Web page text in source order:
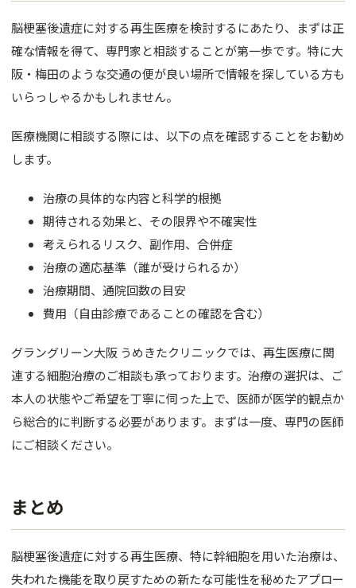
脳梗塞後遺症に対する再生医療を検討するにあたり、まずは正
確な情報を得て、専門家と相談することが第一歩です。特に大
阪・梅田のような交通の便が良い場所で情報を探している方も
いらっしゃるかもしれません。
医療機関に相談する際には、以下の点を確認することをお勧め
します。
治療の具体的な内容と科学的根拠
期待される効果と、その限界や不確実性
考えられるリスク、副作用、合併症
治療の適応基準（誰が受けられるか）
治療期間、通院回数の目安
費用（自由診療であることの確認を含む）
グラングリーン大阪 うめきたクリニックでは、再生医療に関
連する細胞治療のご相談も承っております。治療の選択は、ご
本人の状態やご希望を丁寧に伺った上で、医師が医学的観点か
ら総合的に判断する必要があります。まずは一度、専門の医師
にご相談ください。
まとめ
脳梗塞後遺症に対する再生医療、特に幹細胞を用いた治療は、
失われた機能を取り戻すための新たな可能性を秘めたアプロー